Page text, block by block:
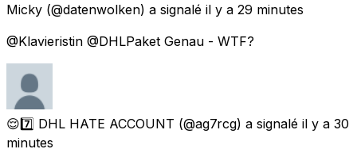
Micky (@datenwolken) a signalé il y a 29 minutes
@Klavieristin @DHLPaket Genau - WTF?
😌7️⃣ DHL HATE ACCOUNT (@ag7rcg) a signalé il y a 30
minutes